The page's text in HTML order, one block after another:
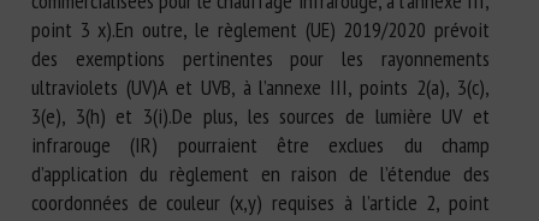
point 3 x).En outre, le règlement (UE) 2019/2020 prévoit
des exemptions pertinentes pour les rayonnements
ultraviolets (UV)A et UVB, à l’annexe III, points 2(a), 3(c),
3(e), 3(h) et 3(i).De plus, les sources de lumière UV et
infrarouge (IR) pourraient être exclues du champ
d’application du règlement en raison de l’étendue des
coordonnées de couleur (x,y) requises à l’article 2, point